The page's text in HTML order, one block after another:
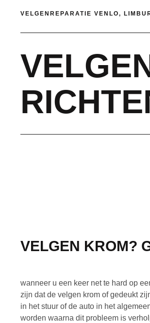
VELGENREPARATIE VENLO,
VELGEN KROM?
wanneer u een keer net te hard op
zijn dat de velgen krom of gedeukt
in het stuur of de auto in het
worden waarna dit probleem is